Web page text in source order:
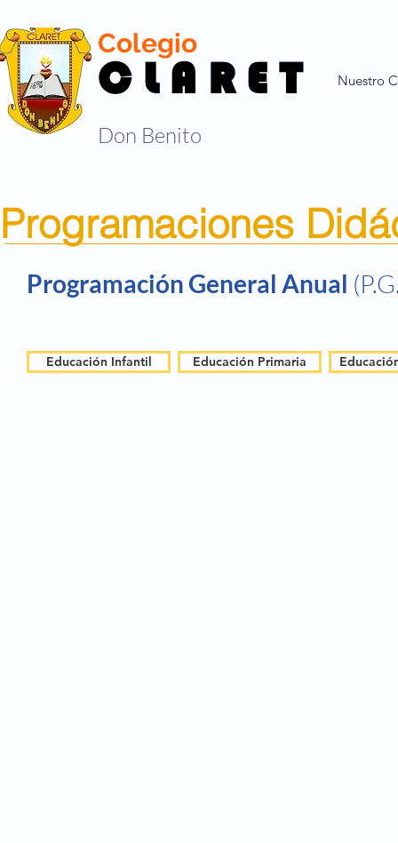
Colegio
C L A R E T Nuestro
Don Benito
Programaciones
Programación General Anual
Educación Infantil Educación Primaria